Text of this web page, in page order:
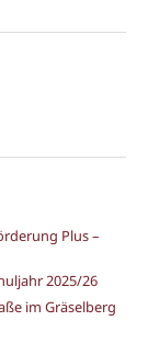
Plus –
2025/26
im Gräselberg